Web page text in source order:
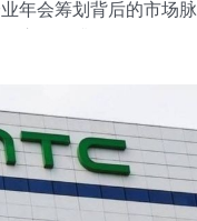
业年会筹划背后的市场脉